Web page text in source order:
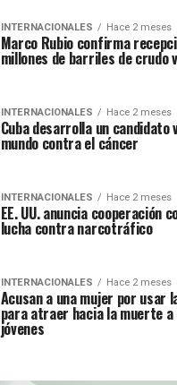
INTERNACIONALES Hace 2 meses
Marco Rubio confirma
millones de barriles de crudo
INTERNACIONALES Hace 2 meses
Cuba desarrolla un candidato
mundo contra el cáncer
INTERNACIONALES Hace 2 meses
EE. UU. anuncia cooperación
lucha contra narcotráfico
INTERNACIONALES Hace 2 meses
Acusan a una mujer por usar
para atraer hacia la muerte a
jóvenes